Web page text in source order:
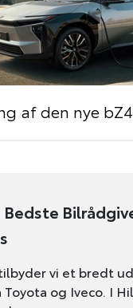
af den nye
tilbyder vi et bredt
Toyota og Iveco. I